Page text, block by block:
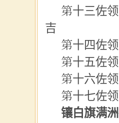
第十三佐
吉
第十四佐
第十五佐
第十六佐
第十七佐
镶白旗满洲